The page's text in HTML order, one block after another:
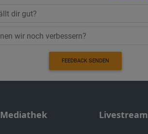
FEEDBACK SENDEN
Mediathek Livestream